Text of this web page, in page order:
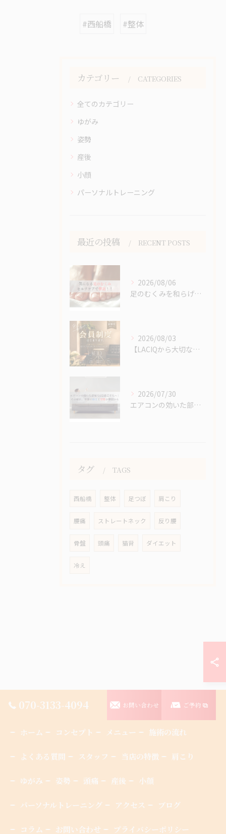
#西船橋 #整体
カテゴリー CATEGORIES
全てのカテゴリー
ゆがみ
姿勢
産後
小顔
パーソナルトレーニング
最近の投稿 RECENT POSTS
2026/08/06
足のむくみを和らげるセルフケア｜夕方になると脚がパンパンにな...
2026/08/03
【LACIQから大切なお知らせ】
2026/07/30
エアコンの効いた部屋で1日過ごす人へ｜その疲れ、身体の冷えと...
タグ TAGS
西船橋 整体 足つぼ 肩こり
腰痛 ストレートネック 反り腰
骨盤 頭痛 猫背 ダイエット
冷え
070-3133-4094 お問い合わせ ご予約
ホーム コンセプト メニュー 施術の流れ
よくある質問 スタッフ 当店の特徴 肩こり
ゆがみ 姿勢 頭痛 産後 小顔
パーソナルトレーニング アクセス ブログ
コラム お問い合わせ プライバシーポリシー